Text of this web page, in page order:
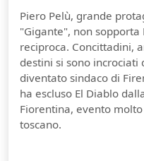
Piero Pelù, grande
"Gigante", non sopporta
reciproca. Concittadini,
destini si sono
diventato sindaco di
ha escluso El Diablo
Fiorentina, evento
toscano.